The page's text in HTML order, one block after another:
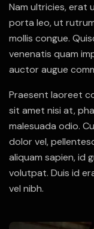
Nam ultricies, erat
porta leo, ut
mollis congue.
venenatis quam
auctor augue
Praesent laoreet
sit amet nisi at,
malesuada odio.
dolor vel,
aliquam sapien, id
volutpat. Duis id
vel nibh.